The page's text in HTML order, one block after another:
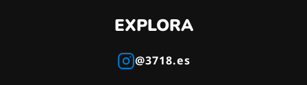
EXPLORA
@3718.es